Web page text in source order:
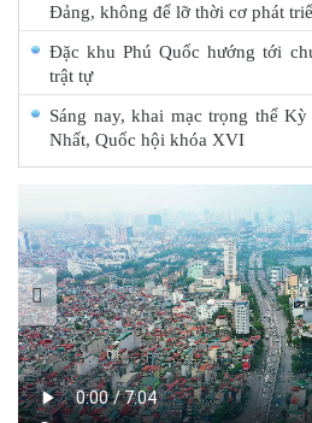
Đảng, không để lỡ thời cơ phát
Đặc khu Phú Quốc hướng tới
trật tự
Sáng nay, khai mạc trọng thể
Nhất, Quốc hội khóa XVI